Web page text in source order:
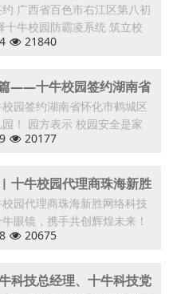
筑立校园防霸凌建设
广西省百色市右江区第八初
十牛校园防霸凌系统 筑立校
21840
——十牛校园签约湖南省
区万象城幼儿园！
园签约湖南省怀化市鹤城区
！ 园方表示 校园安全是家
20177
十牛校园代理商珠海新胜
盟十牛眼镜店，共同打造
模式！
园代理商珠海新胜网络科技
眼镜，携手共创辉煌未来！
20675
科技总经理、十牛科技党